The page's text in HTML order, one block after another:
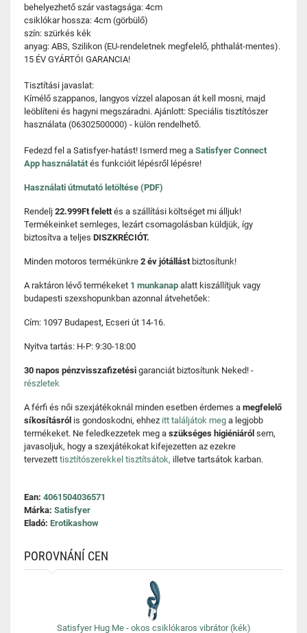
behelyezhető szár vastagsága: 4cm
csiklókar hossza: 4cm (görbülő)
szín: szürkés kék
anyag: ABS, Szilikon (EU-rendeletnek megfelelő, phthalát-mentes).
15 ÉV GYÁRTÓI GARANCIA!
Tisztítási javaslat:
Kímélő szappanos, langyos vízzel alaposan át kell mosni, majd
leöblíteni és hagyni megszáradni. Ajánlott: Speciális tisztítószer
használata (06302500000) - külön rendelhető.
Fedezd fel a Satisfyer-hatást! Ismerd meg a Satisfyer Connect
App használatát és funkcióit lépésről lépésre!
Használati útmutató letöltése (PDF)
Rendelj 22.999Ft felettés a szállítási költséget mi álljuk!
Termékeinket semleges, lezárt csomagolásban küldjük, így
biztosítva a teljes DISZKRÉCIÓT.
Minden motoros termékünkre 2 év jótállást biztosítunk!
A raktáron lévő termékeket 1 munkanap alatt kiszállítjuk vagy
budapesti szexshopunkban azonnal átvehetőek:
Cím: 1097 Budapest, Ecseri út 14-16.
Nyitva tartás: H-P: 9:30-18:00
30 napos pénzvisszafizetési garanciát biztosítunk Neked! -
részletek
A férfi és női szexjátékoknál minden esetben érdemes a megfelelő
síkosításról is gondoskodni, ehhez itt találjátok meg a legjobb
termékeket. Ne feledkezzetek meg a szükséges higiéniáról sem,
javasoljuk, hogy a szexjátékokat kifejezetten az ezekre
tervezett tisztítószerekkel tisztítsátok, illetve tartsátok karban.
Ean: 4061504036571
Márka: Satisfyer
Eladó: Erotikashow
POROVNÁNÍ CEN
Satisfyer Hug Me - okos csiklókaros vibrátor (kék)